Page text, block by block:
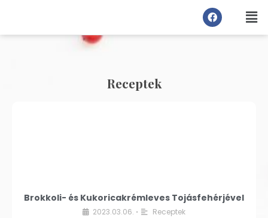
Receptek
Brokkoli- és Kukoricakrémleves Tojásfehérjével
2023.03.06. • Receptek